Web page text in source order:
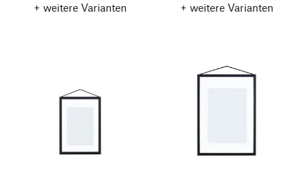
+ weitere Varianten
+ weitere Varianten